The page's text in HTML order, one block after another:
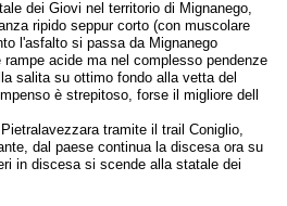
dei Giovi nel territorio di Mignanego,
ripido seppur corto (con muscolare
l'asfalto si passa da Mignanego
acide ma nel complesso pendenze
salita su ottimo fondo alla vetta del
è strepitoso, forse il migliore dell
tramite il trail Coniglio,
dal paese continua la discesa ora su
in discesa si scende alla statale dei